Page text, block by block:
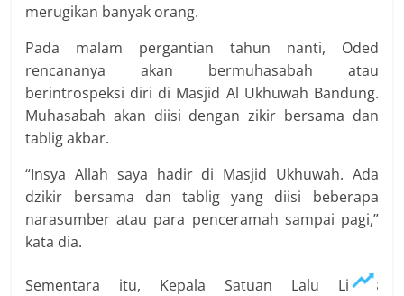
merugikan banyak orang.
Pada malam pergantian tahun nanti, Oded
rencananya akan bermuhasabah atau
berintrospeksi diri di Masjid Al Ukhuwah Bandung.
Muhasabah akan diisi dengan zikir bersama dan
tablig akbar.
“Insya Allah saya hadir di Masjid Ukhuwah. Ada
dzikir bersama dan tablig yang diisi beberapa
narasumber atau para penceramah sampai pagi,”
kata dia.
Sementara itu, Kepala Satuan Lalu Lintas